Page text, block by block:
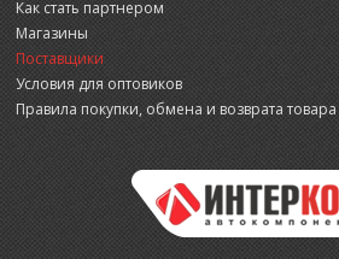
Как стать партнером
Магазины
Поставщики
Условия для оптовиков
Правила покупки, обмена и возврата товара